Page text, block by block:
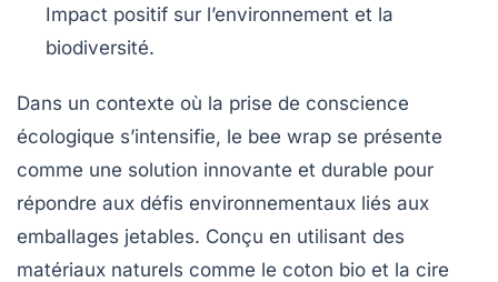
Impact positif sur l’environnement et la
biodiversité.
Dans un contexte où la prise de conscience
écologique s’intensifie, le bee wrap se présente
comme une solution innovante et durable pour
répondre aux défis environnementaux liés aux
emballages jetables. Conçu en utilisant des
matériaux naturels comme le coton bio et la cire